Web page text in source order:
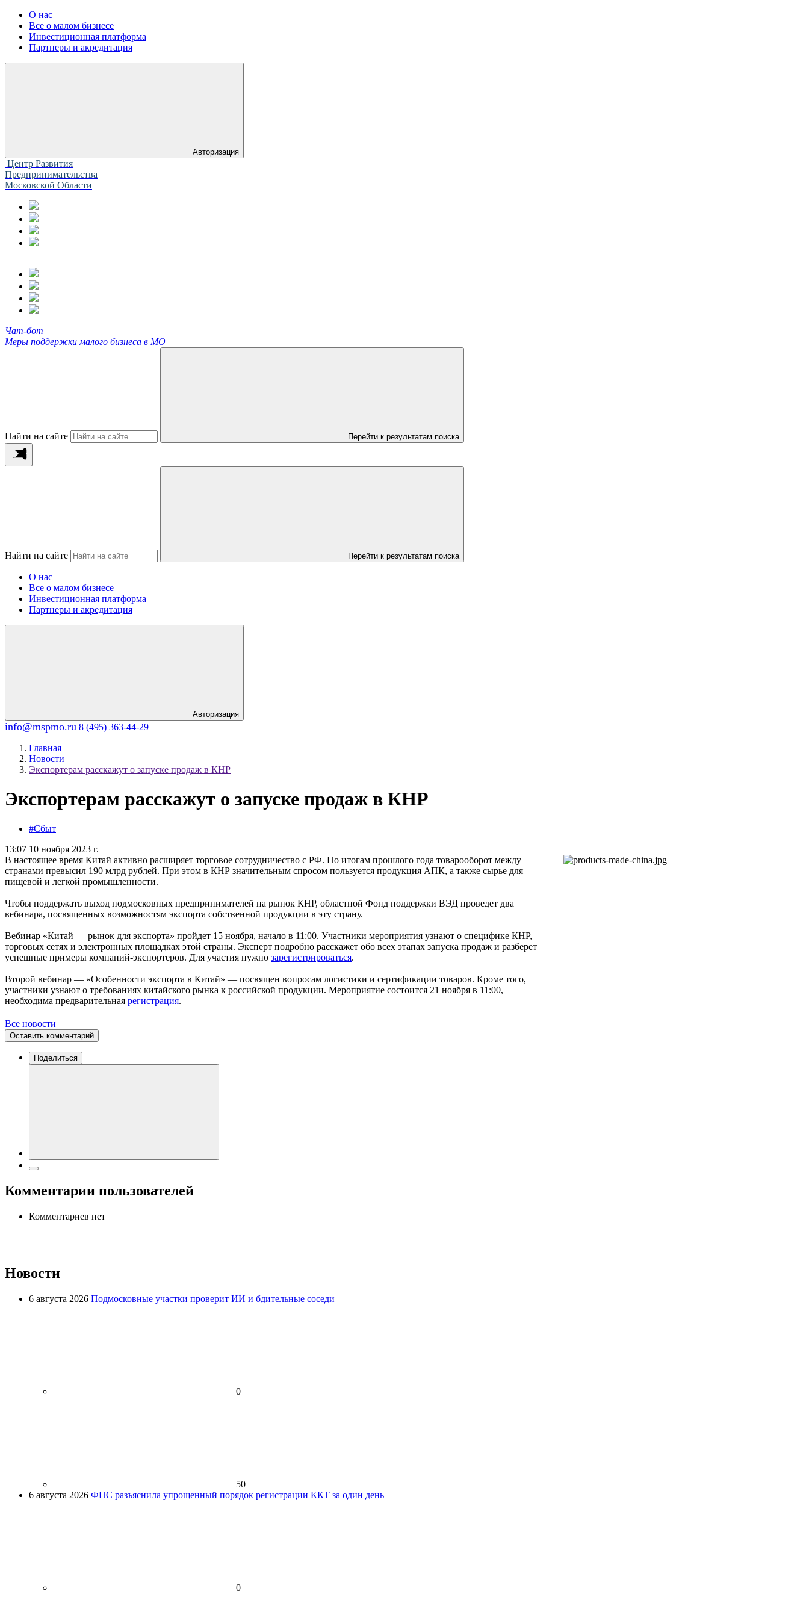
О нас
Все о малом бизнесе
Инвестиционная платформа
Партнеры и акредитация
Авторизация
Центр Развития
Предпринимательства
Московской Области
Чат-бот
Меры поддержки малого бизнеса в МО
Найти на сайте Перейти к результатам поиска
Найти на сайте Перейти к результатам поиска
О нас
Все о малом бизнесе
Инвестиционная платформа
Партнеры и акредитация
Авторизация
info@mspmo.ru 8 (495) 363-44-29
Главная
Новости
Экспортерам расскажут о запуске продаж в КНР
Экспортерам расскажут о запуске продаж в КНР
#Сбыт
13:07 10 ноября 2023 г.
В настоящее время Китай активно расширяет торговое сотрудничество с РФ. По итогам прошлого года товарооборот между
странами превысил 190 млрд рублей. При этом в КНР значительным спросом пользуется продукция АПК, а также сырье для
пищевой и легкой промышленности.
Чтобы поддержать выход подмосковных предпринимателей на рынок КНР, областной Фонд поддержки ВЭД проведет два
вебинара, посвященных возможностям экспорта собственной продукции в эту страну.
Вебинар «Китай — рынок для экспорта» пройдет 15 ноября, начало в 11:00. Участники мероприятия узнают о специфике КНР,
торговых сетях и электронных площадках этой страны. Эксперт подробно расскажет обо всех этапах запуска продаж и разберет
успешные примеры компаний-экспортеров. Для участия нужно зарегистрироваться.
Второй вебинар — «Особенности экспорта в Китай» — посвящен вопросам логистики и сертификации товаров. Кроме того,
участники узнают о требованиях китайского рынка к российской продукции. Мероприятие состоится 21 ноября в 11:00,
необходима предварительная регистрация.
Все новости
Оставить комментарий
Поделиться
Комментарии пользователей
Комментариев нет
Новости
6 августа 2026 Подмосковные участки проверит ИИ и бдительные соседи
0
50
6 августа 2026 ФНС разъяснила упрощенный порядок регистрации ККТ за один день
0